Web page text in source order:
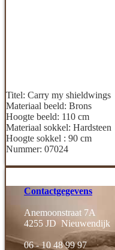
Titel: Carry my shieldwings
Materiaal beeld: Brons
Hoogte beeld: 110 cm
Materiaal sokkel: Hardsteen
Hoogte sokkel : 90 cm
Nummer: 07024
Contactgegevens
Anemoonstraat 7A
4255 JD Nieuwendijk
06 - 10 48 99 97